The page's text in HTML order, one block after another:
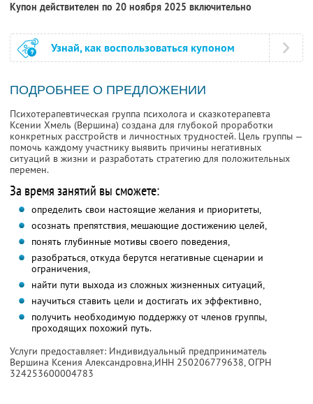
Купон действителен по 20 ноября 2025 включительно
Узнай, как воспользоваться купоном
ПОДРОБНЕЕ О ПРЕДЛОЖЕНИИ
Психотерапевтическая группа психолога и сказкотерапевта
Ксении Хмель (Вершина) создана для глубокой проработки
конкретных расстройств и личностных трудностей. Цель группы —
помочь каждому участнику выявить причины негативных
ситуаций в жизни и разработать стратегию для положительных
перемен.
За время занятий вы сможете:
определить свои настоящие желания и приоритеты,
осознать препятствия, мешающие достижению целей,
понять глубинные мотивы своего поведения,
разобраться, откуда берутся негативные сценарии и
ограничения,
найти пути выхода из сложных жизненных ситуаций,
научиться ставить цели и достигать их эффективно,
получить необходимую поддержку от членов группы,
проходящих похожий путь.
Услуги предоставляет: Индивидуальный предприниматель
Вершина Ксения Александровна,ИНН 250206779638, ОГРН
324253600004783